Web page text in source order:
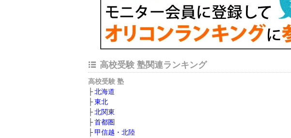
高校受験 塾関連ランキング
高校受験 塾
北海道
東北
北関東
首都圏
甲信越・北陸